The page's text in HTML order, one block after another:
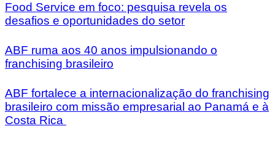
Food Service em foco: pesquisa revela os
desafios e oportunidades do setor
ABF ruma aos 40 anos impulsionando o
franchising brasileiro
ABF fortalece a internacionalização do franchising
brasileiro com missão empresarial ao Panamá e à
Costa Rica